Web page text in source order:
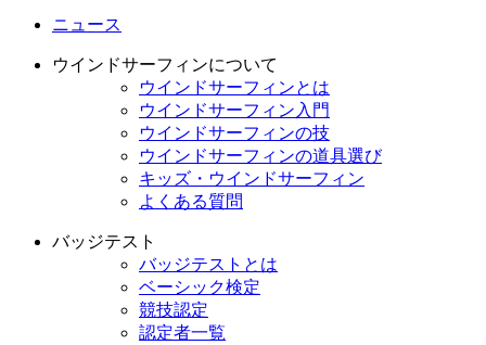
ニュース
ウインドサーフィンについて
ウインドサーフィンとは
ウインドサーフィン入門
ウインドサーフィンの技
ウインドサーフィンの道具選び
キッズ・ウインドサーフィン
よくある質問
バッジテスト
バッジテストとは
ベーシック検定
競技認定
認定者一覧